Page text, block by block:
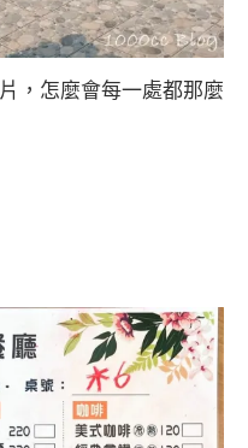
，怎麼會每一處都那麼